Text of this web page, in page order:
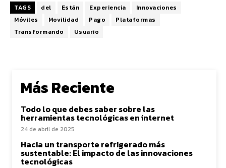
TAGS del Están Experiencia
Innovaciones
Móviles
Movilidad Pago
Plataformas
Transformando
Usuario
Más Reciente
Todo lo que debes saber sobre las
herramientas tecnológicas en internet
24 de abril de 2025
Hacia un transporte refrigerado más
sustentable: El impacto de las innovaciones
tecnológicas